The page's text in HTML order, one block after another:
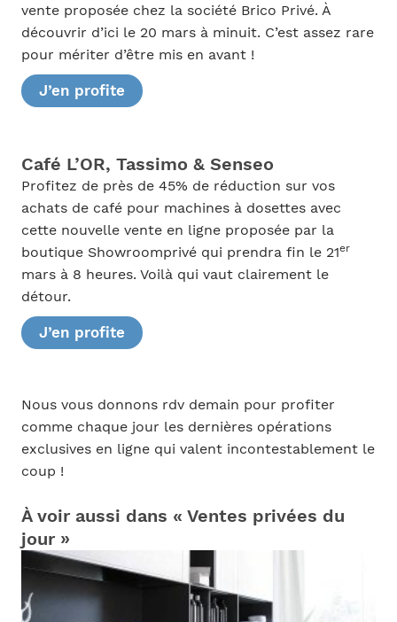
vente proposée chez la société Brico Privé. À
découvrir d’ici le 20 mars à minuit. C’est assez rare
pour mériter d’être mis en avant !
J’en profite
Café L’OR, Tassimo & Senseo
Profitez de près de 45% de réduction sur vos
achats de café pour machines à dosettes avec
cette nouvelle vente en ligne proposée par la
boutique Showroomprivé qui prendra fin le 21er
mars à 8 heures. Voilà qui vaut clairement le
détour.
J’en profite
Nous vous donnons rdv demain pour profiter
comme chaque jour les dernières opérations
exclusives en ligne qui valent incontestablement le
coup !
À voir aussi dans « Ventes privées du
jour »